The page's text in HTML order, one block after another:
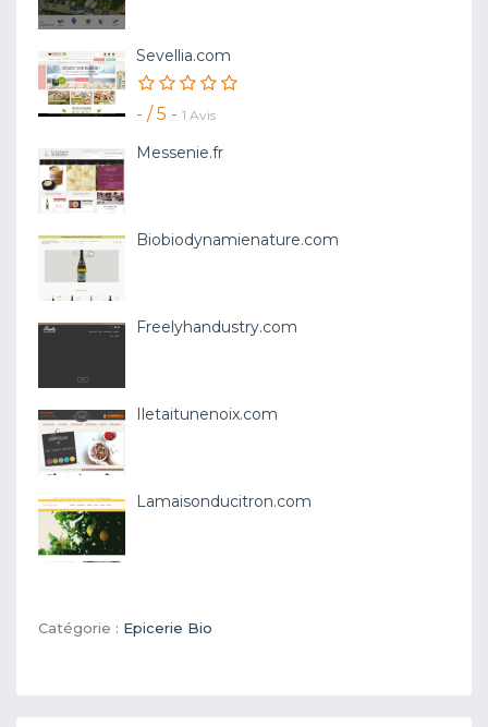
Sevellia.com
- / 5 - 1 Avis
Messenie.fr
Biobiodynamienature.com
Freelyhandustry.com
Iletaitunenoix.com
Lamaisonducitron.com
Catégorie : Epicerie Bio